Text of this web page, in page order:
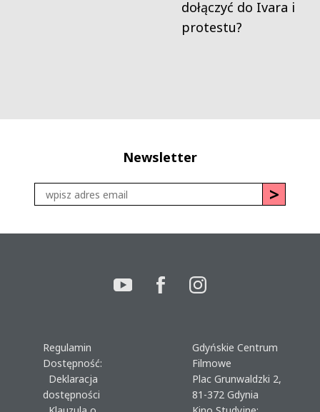
dołączyć do Ivara i
protestu?
Newsletter
Regulamin
Dostępność:
Deklaracja
dostępności
Gdyńskie Centrum
Filmowe
Plac Grunwaldzki 2,
81-372 Gdynia